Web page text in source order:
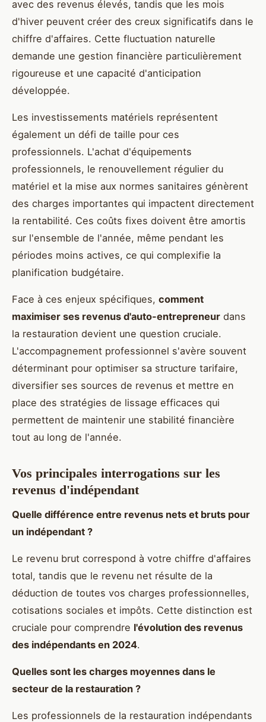
avec des revenus élevés, tandis que les mois
d'hiver peuvent créer des creux significatifs dans le
chiffre d'affaires. Cette fluctuation naturelle
demande une gestion financière particulièrement
rigoureuse et une capacité d'anticipation
développée.
Les investissements matériels représentent
également un défi de taille pour ces
professionnels. L'achat d'équipements
professionnels, le renouvellement régulier du
matériel et la mise aux normes sanitaires génèrent
des charges importantes qui impactent directement
la rentabilité. Ces coûts fixes doivent être amortis
sur l'ensemble de l'année, même pendant les
périodes moins actives, ce qui complexifie la
planification budgétaire.
Face à ces enjeux spécifiques, comment
maximiser ses revenus d'auto-entrepreneur dans
la restauration devient une question cruciale.
L'accompagnement professionnel s'avère souvent
déterminant pour optimiser sa structure tarifaire,
diversifier ses sources de revenus et mettre en
place des stratégies de lissage efficaces qui
permettent de maintenir une stabilité financière
tout au long de l'année.
Vos principales interrogations sur les
revenus d'indépendant
Quelle différence entre revenus nets et bruts pour
un indépendant ?
Le revenu brut correspond à votre chiffre d'affaires
total, tandis que le revenu net résulte de la
déduction de toutes vos charges professionnelles,
cotisations sociales et impôts. Cette distinction est
cruciale pour comprendre l'évolution des revenus
des indépendants en 2024.
Quelles sont les charges moyennes dans le
secteur de la restauration ?
Les professionnels de la restauration indépendants